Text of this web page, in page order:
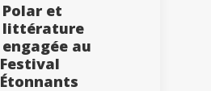
Polar et
littérature
engagée au
Festival
Étonnants